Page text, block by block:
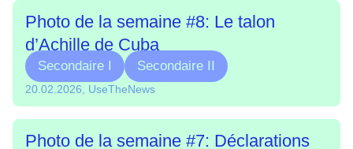
Photo de la semaine #8: Le talon
d’Achille de Cuba
Secondaire I Secondaire II
20.02.2026, UseTheNews
Photo de la semaine #7: Déclarations